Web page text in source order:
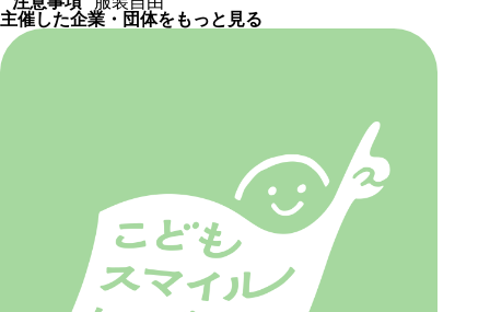
主催した企業・団体をもっと見る